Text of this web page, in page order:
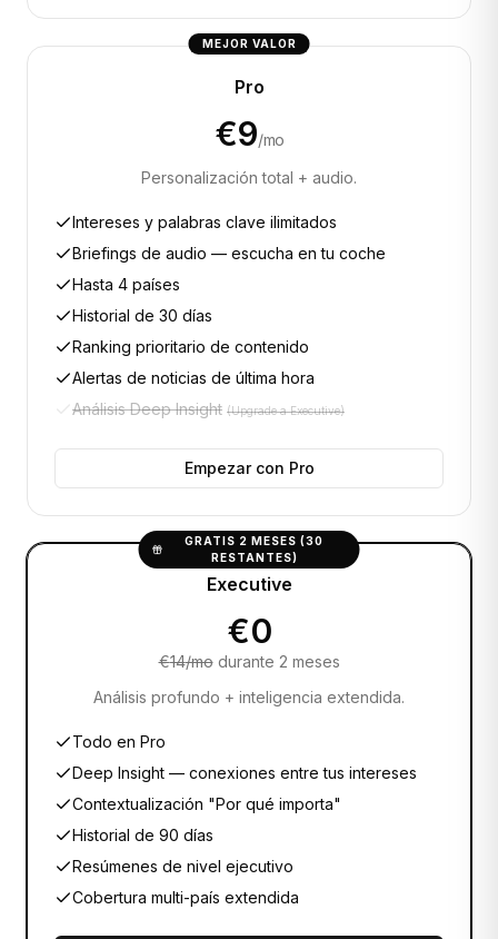
MEJOR VALOR
Pro
€9/mo
Personalización total + audio.
Intereses y palabras clave ilimitados
Briefings de audio — escucha en tu coche
Hasta 4 países
Historial de 30 días
Ranking prioritario de contenido
Alertas de noticias de última hora
Análisis Deep Insight (Upgrade a Executive)
Empezar con Pro
GRATIS 2 MESES (30
RESTANTES)
Executive
€0
€14/mo durante 2 meses
Análisis profundo + inteligencia extendida.
Todo en Pro
Deep Insight — conexiones entre tus intereses
Contextualización "Por qué importa"
Historial de 90 días
Resúmenes de nivel ejecutivo
Cobertura multi-país extendida